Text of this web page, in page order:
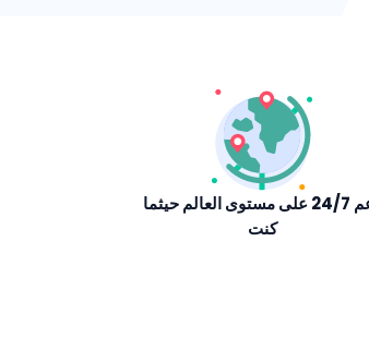
دعم 24/7 على مستوى العالم حيثما
كنت